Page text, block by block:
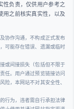
性负责，仅供用户参考之
用之前核实真实性，以及
协作沟通，不构成正式发布
可能存在错误、遗漏或临时
或间接损失（包括但不限于
任。用户通过预览链接访问
险，本网站不对其安全性、
行为，违者需自行承担法律